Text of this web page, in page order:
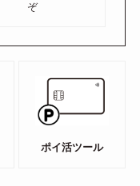
ぞ
ポイ活ツール